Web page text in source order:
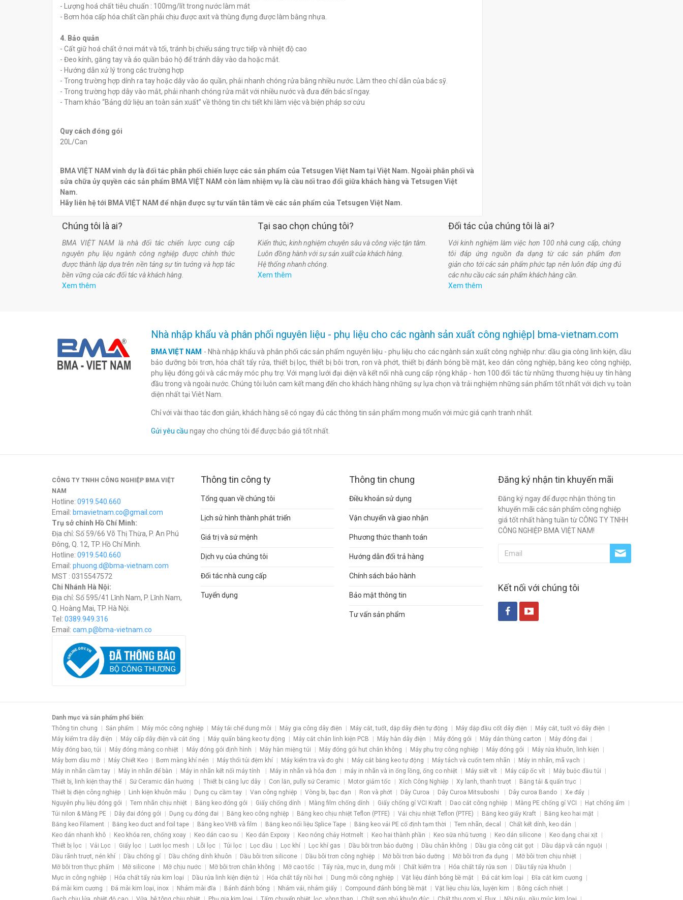
- Lượng hoá chất tiêu chuẩn : 100mg/lít trong nước làm mát
- Bơm hóa cấp hóa chất cần phải chịu được axit và thùng đựng được làm bằng nhựa.
4. Bảo quản
- Cất giữ hoá chất ở nơi mát và tối, tránh bị chiếu sáng trực tiếp và nhiệt độ cao
- Đeo kính, găng tay và áo quần bảo hộ để tránh dây vào da hoặc mắt.
- Hướng dẫn xử lý trong các trường hợp
- Trong trường hợp dính ra tay hoặc dây vào áo quần, phải nhanh chóng rửa bằng nhiều nước. Làm theo chỉ dẫn của bác sỹ.
- Trong trường hợp dây vào mắt, phải nhanh chóng rửa mắt với nhiều nước và đưa đến bác sĩ ngay.
- Tham khảo “Bảng dữ liệu an toàn sản xuất” về thông tin chi tiết khi làm việc và biện pháp sơ cứu
Quy cách đóng gói
20L/Can
BMA VIỆT NAM vinh dự là đối tác phân phối chiến lược các sản phẩm của Tetsugen Việt Nam tại Việt Nam. Ngoài phân phối và
sửa chữa ủy quyền các sản phẩm BMA VIỆT NAM còn làm nhiệm vụ là cầu nối trao đổi giữa khách hàng và Tetsugen Việt
Nam.
Hãy liên hệ tới BMA VIỆT NAM để nhận được sự tư vấn tân tâm về các sản phẩm của Tetsugen Việt Nam.
Chúng tôi là ai?
BMA VIỆT NAM là nhà đối tác chiến lược cung cấp
nguyên phụ liệu ngành công nghiệp được chính thức
được thành lập dựa trên nền tảng sự tin tưởng và hợp tác
bền vững của các đối tác và khách hàng.
Xem thêm
Tại sao chọn chúng tôi?
Kiến thức, kinh nghiệm chuyên sâu và công việc tận tâm.
Luôn đồng hành với sự sản xuất của khách hàng.
Hệ thống nhanh chóng.
Xem thêm
Đối tác của chúng tôi là ai?
Với kinh nghiệm làm việc hơn 100 nhà cung cấp, chúng
tôi đáp ứng nguồn đa dạng từ các sản phẩm đơn
giản cho tới các sản phẩm phức tạp nên luôn đáp ứng đủ
các nhu cầu các sản phẩm khách hàng cần.
Xem thêm
Nhà nhập khẩu và phân phối nguyên liệu - phụ liệu cho các ngành sản xuất công nghiệp| bma-vietnam.com
BMA VIỆT NAM - Nhà nhập khẩu và phân phối các sản phẩm nguyên liệu - phụ liệu cho các ngành sản xuất công nghiệp như: dầu gia công linh kiện, dầu
bảo dưỡng bôi trơn, hóa chất tẩy rửa, thiết bị lọc, thiết bị bôi trơn, ron và phớt, thiết bị đánh bóng bề mặt, keo dán công nghiệp, băng keo công nghiệp,
phụ liệu đóng gói và các máy móc phụ trợ. Với mạng lưới đại diện và kết nối nhà cung cấp rộng khắp - hơn 100 đối tác từ những thương hiệu uy tín hàng
đầu trong và ngoài nước. Chúng tôi luôn cam kết mang đến cho khách hàng những sự lựa chọn và trải nghiệm những sản phẩm tốt nhất với dịch vụ toàn
diện nhất tại Viêt Nam.
Chỉ với vài thao tác đơn giản, khách hàng sẽ có ngay đủ các thông tin sản phẩm mong muốn với mức giá cạnh tranh nhất.
Gửi yêu cầu ngay cho chúng tôi để được báo giá tốt nhất.
CÔNG TY TNHH CÔNG NGHIỆP BMA VIỆT
NAM
Hotline: 0919.540.660
Email: bmavietnam.co@gmail.com
Trụ sở chính Hồ Chí Minh:
Địa chỉ: Số 59/66 Võ Thị Thừa, P. An Phú
Đông, Q. 12, TP. Hồ Chí Minh.
Hotline: 0919.540.660
Email: phuong.d@bma-vietnam.com
MST : 0315547572
Chi Nhánh Hà Nội:
Địa chỉ: Số 595/41 Lĩnh Nam, P. Lĩnh Nam,
Q. Hoàng Mai, TP. Hà Nội.
Tel: 0389.949.316
Email: cam.p@bma-vietnam.co
Thông tin công ty
Tổng quan về chúng tôi
Lịch sử hình thành phát triển
Giá trị và sứ mệnh
Dịch vụ của chúng tôi
Đối tác nhà cung cấp
Tuyển dụng
Thông tin chung
Điều khoản sử dụng
Vận chuyển và giao nhận
Phương thức thanh toán
Hướng dẫn đổi trả hàng
Chính sách bảo hành
Bảo mật thông tin
Tư vấn sản phẩm
Đăng ký nhận tin khuyến mãi
Đăng ký ngay để được nhận thông tin
khuyến mãi các sản phẩm công nghiệp
giá tốt nhất hàng tuần từ CÔNG TY TNHH
CÔNG NGHIỆP BMA VIỆT NAM!
Kết nối với chúng tôi
Danh mục và sản phẩm phổ biến:
Thông tin chung
Sản phẩm Máy móc công nghiệp Máy tái chế dung môi Máy gia công dây điện Máy cắt, tuốt, dập dây điện tự động Máy dập đầu cốt dây điện
Máy cắt, tuốt vỏ dây điện
Máy kiểm tra dây điện
Máy cấp dây điện và cắt ống Máy quấn băng keo tự động Máy cắt chân linh kiện PCB Máy hàn dây điện Máy đóng gói Máy dán thùng carton
Máy đóng đai
Máy đóng bao, túi
Máy đóng màng co nhiệt Máy đóng gói định hình Máy hàn miệng túi Máy đóng gói hut chân không Máy phụ trợ công nghiệp Máy đóng gói
Máy rửa khuôn, linh kiện
Máy bơm dầu mỡ
Máy Chiết Keo Bơm màng khí nén Máy thổi túi đệm khí Máy kiểm tra và đo ghi Máy cắt băng keo tự động Máy tách và cuốn tem nhãn
Máy in nhãn, mã vạch
Máy in nhãn cầm tay
Máy in nhãn để bàn Máy in nhãn kết nối máy tính Máy in nhãn và hóa đơn máy in nhãn và in ống lồng, ống co nhiệt Máy siết vít Máy cấp ốc vít
Máy buộc đầu túi
Thiết bị, linh kiện thay thế
Sứ Ceramic dẫn hướng Thiết bị căng lực dây Con lăn, pully sứ Ceramic Motor giảm tốc Xích Công Nghiệp Xy lanh, thanh trượt
Băng tải & quấn trục
Thiết bị điện công nghiệp
Linh kiện khuôn mẫu Dụng cụ cầm tay Van công nghiệp Vòng bi, bạc đạn Ron và phớt Dây Curoa Dây Curoa Mitsuboshi Dây curoa Bando
Xe đẩy
Nguyên phụ liệu đóng gói
Tem nhãn chịu nhiệt Băng keo đóng gói Giấy chống dính Màng film chống dính Giấy chống gỉ VCI Kraft Dao cắt công nghiệp Màng PE chống gỉ VCI
Hạt chống ẩm
Túi nilon & Màng PE
Dây đai đóng gói Dụng cụ đóng đai Băng keo công nghiệp Băng keo chịu nhiệt Teflon (PTFE) Vải chịu nhiệt Teflon (PTFE) Băng keo giấy Kraft
Băng keo hai mặt
Băng keo Filament
Băng keo duct and foil tape Băng keo VHB và film Băng keo nối liệu Splice Tape Băng keo vải PE cố định tạm thời Tem nhãn, decal
Chất kết dính, keo dán
Keo dán nhanh khô
Keo khóa ren, chống xoay Keo dán cao su Keo dán Expoxy Keo nóng chảy Hotmelt Keo hai thành phần Keo sữa nhũ tương Keo dán silicone
Keo dạng chai xịt
Thiết bị lọc
Vải Lọc Giấy lọc Lưới lọc mesh Lõi lọc Túi lọc Lọc dầu Lọc khí Lọc khí gas Dầu bôi trơn bảo dưỡng Dầu chân không Dầu gia công cắt gọt
Dầu dập và cán nguội
Dầu rãnh trượt, nén khí
Dầu chống gỉ Dầu chống dính khuôn Dầu bôi trơn silicone Dầu bôi trơn công nghiệp Mỡ bôi trơn bảo dưỡng Mỡ bôi trơn đa dụng
Mỡ bôi trơn chịu nhiệt
Mỡ bôi trơn thực phẩm
Mỡ silicone Mỡ chịu nước Mỡ bôi trơn chân không Mỡ cao tốc Tẩy rửa, mực in, dung môi Chất kiểm tra Hóa chất tẩy rửa sơn
Dầu tẩy rửa khuôn
Mực in công nghiệp
Hóa chất tẩy rửa kim loại Dầu rửa linh kiện điện tử Hóa chất tẩy nồi hơi Dung môi công nghiệp Vật liệu đánh bóng bề mặt Đá cắt kim loại
Đĩa cắt kim cương
Đá mài kim cương
Đá mài kim loại, inox Nhám mài đĩa Bánh đánh bóng Nhám vải, nhám giấy Compound đánh bóng bề mặt Vật liệu chịu lửa, luyện kim
Bông cách nhiệt